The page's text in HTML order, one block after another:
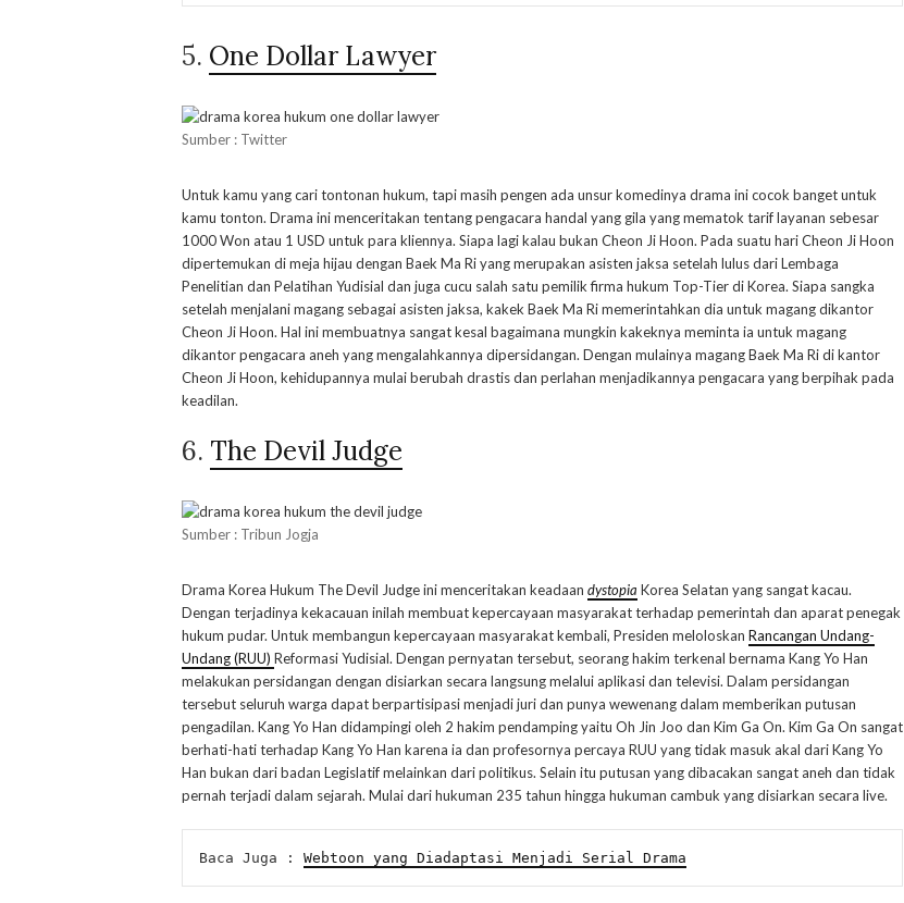
5. One Dollar Lawyer
Sumber : Twitter
Untuk kamu yang cari tontonan hukum, tapi masih pengen ada unsur komedinya drama ini cocok banget untuk
kamu tonton. Drama ini menceritakan tentang pengacara handal yang gila yang mematok tarif layanan sebesar
1000 Won atau 1 USD untuk para kliennya. Siapa lagi kalau bukan Cheon Ji Hoon. Pada suatu hari Cheon Ji Hoon
dipertemukan di meja hijau dengan Baek Ma Ri yang merupakan asisten jaksa setelah lulus dari Lembaga
Penelitian dan Pelatihan Yudisial dan juga cucu salah satu pemilik firma hukum Top-Tier di Korea. Siapa sangka
setelah menjalani magang sebagai asisten jaksa, kakek Baek Ma Ri memerintahkan dia untuk magang dikantor
Cheon Ji Hoon. Hal ini membuatnya sangat kesal bagaimana mungkin kakeknya meminta ia untuk magang
dikantor pengacara aneh yang mengalahkannya dipersidangan. Dengan mulainya magang Baek Ma Ri di kantor
Cheon Ji Hoon, kehidupannya mulai berubah drastis dan perlahan menjadikannya pengacara yang berpihak pada
keadilan.
6. The Devil Judge
Sumber : Tribun Jogja
Drama Korea Hukum The Devil Judge ini menceritakan keadaan dystopia Korea Selatan yang sangat kacau.
Dengan terjadinya kekacauan inilah membuat kepercayaan masyarakat terhadap pemerintah dan aparat penegak
hukum pudar. Untuk membangun kepercayaan masyarakat kembali, Presiden meloloskan Rancangan Undang-
Undang (RUU) Reformasi Yudisial. Dengan pernyatan tersebut, seorang hakim terkenal bernama Kang Yo Han
melakukan persidangan dengan disiarkan secara langsung melalui aplikasi dan televisi. Dalam persidangan
tersebut seluruh warga dapat berpartisipasi menjadi juri dan punya wewenang dalam memberikan putusan
pengadilan. Kang Yo Han didampingi oleh 2 hakim pendamping yaitu Oh Jin Joo dan Kim Ga On. Kim Ga On sangat
berhati-hati terhadap Kang Yo Han karena ia dan profesornya percaya RUU yang tidak masuk akal dari Kang Yo
Han bukan dari badan Legislatif melainkan dari politikus. Selain itu putusan yang dibacakan sangat aneh dan tidak
pernah terjadi dalam sejarah. Mulai dari hukuman 235 tahun hingga hukuman cambuk yang disiarkan secara live.
Baca Juga : Webtoon yang Diadaptasi Menjadi Serial Drama